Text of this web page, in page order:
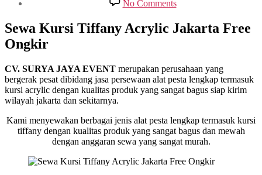
No Comments
Sewa
Kursi
Tiffany
Ongkir
Sewa Kursi Tiffany Acrylic Jakarta Free
Ongkir
CV. SURYA JAYA EVENT merupakan perusahaan yang
bergerak pesat dibidang jasa persewaan alat pesta lengkap termasuk
kursi acrylic dengan kualitas produk yang sangat bagus siap kirim
wilayah jakarta dan sekitarnya.
Kami menyewakan berbagai jenis alat pesta lengkap termasuk kursi
tiffany dengan kualitas produk yang sangat bagus dan mewah
dengan anggaran sewa yang sangat murah.